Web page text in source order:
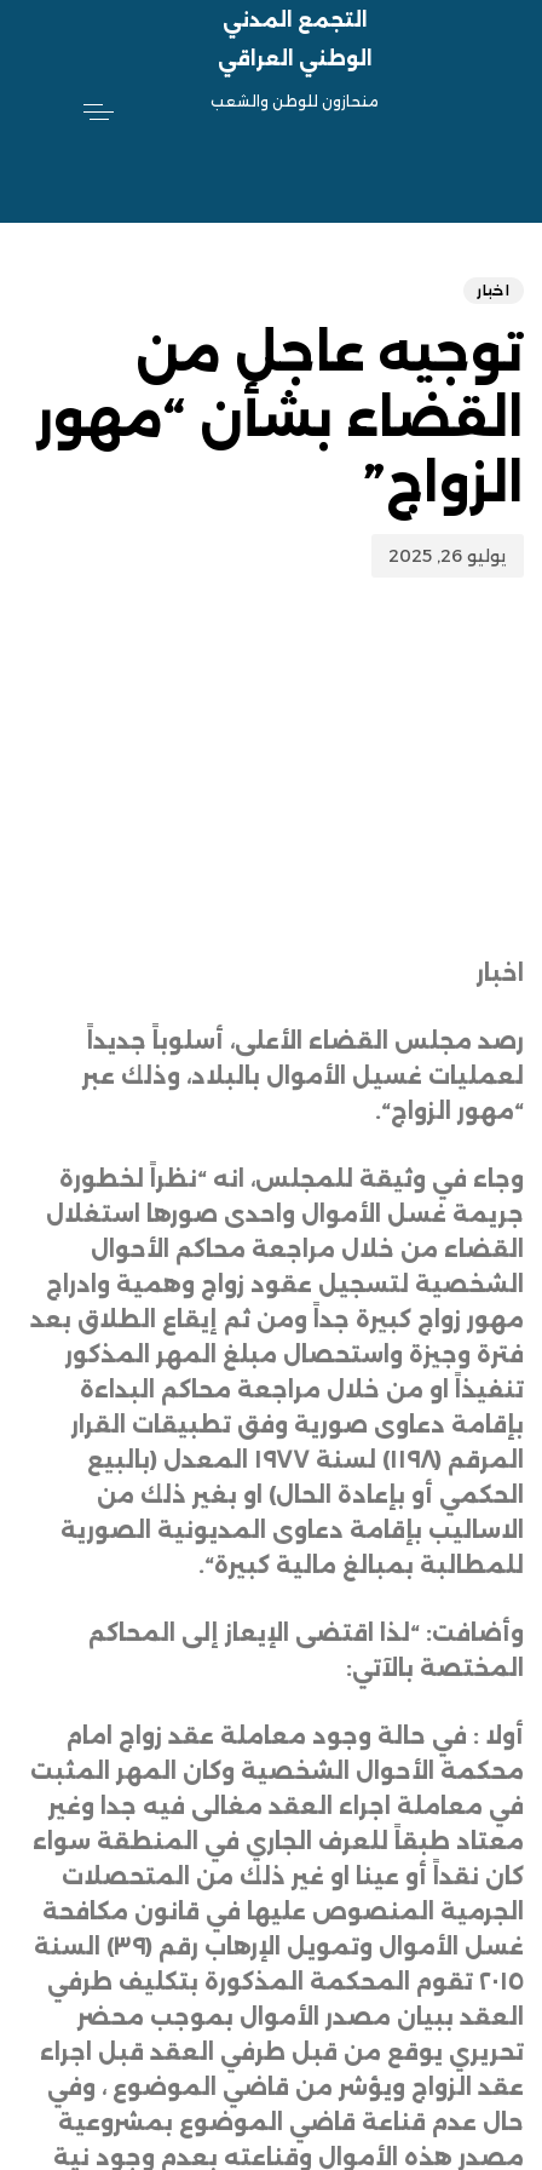
التجمع المدني
الوطني العراقي
منحازون للوطن والشعب
اخبار
توجيه عاجل من
القضاء بشأن “مهور
الزواج”
يوليو 26, 2025
اخبار
رصد مجلس القضاء الأعلى، أسلوباً جديداً
لعمليات غسيل الأموال بالبلاد، وذلك عبر
“مهور الزواج“.
وجاء في وثيقة للمجلس، انه “نظراً لخطورة
جريمة غسل الأموال واحدى صورها استغلال
القضاء من خلال مراجعة محاكم الأحوال
الشخصية لتسجيل عقود زواج وهمية وادراج
مهور زواج كبيرة جداً ومن ثم إيقاع الطلاق بعد
فترة وجيزة واستحصال مبلغ المهر المذكور
تنفيذاً او من خلال مراجعة محاكم البداءة
بإقامة دعاوى صورية وفق تطبيقات القرار
المرقم (۱۱۹۸) لسنة ۱۹۷۷ المعدل (بالبيع
الحكمي أو بإعادة الحال) او بغير ذلك من
الاساليب بإقامة دعاوى المديونية الصورية
للمطالبة بمبالغ مالية كبيرة“.
وأضافت: “لذا اقتضى الإيعاز إلى المحاكم
المختصة بالآتي:
أولا : في حالة وجود معاملة عقد زواج امام
محكمة الأحوال الشخصية وكان المهر المثبت
في معاملة اجراء العقد مغالى فيه جدا وغير
معتاد طبقاً للعرف الجاري في المنطقة سواء
كان نقداً أو عينا او غير ذلك من المتحصلات
الجرمية المنصوص عليها في قانون مكافحة
غسل الأموال وتمويل الإرهاب رقم (٣٩) السنة
٢٠١٥ تقوم المحكمة المذكورة بتكليف طرفي
العقد ببيان مصدر الأموال بموجب محضر
تحريري يوقع من قبل طرفي العقد قبل اجراء
عقد الزواج ويؤشر من قاضي الموضوع ، وفي
حال عدم قناعة قاضي الموضوع بمشروعية
مصدر هذه الأموال وقناعته بعدم وجود نية